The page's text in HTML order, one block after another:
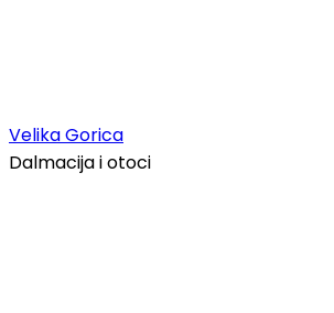
Velika Gorica
Dalmacija i otoci